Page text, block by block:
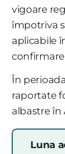
vigoare
împotriva
aplicabile
În
raportate
albastre în
Luna